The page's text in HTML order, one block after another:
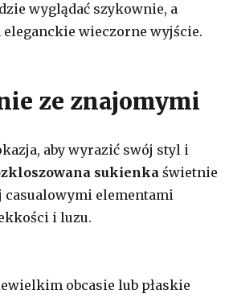
wyglądać szykownie, a
wieczorne wyjście.
ze znajomymi
aby wyrazić swój styl i
sukienkaświetnie
casualowymi elementami
i luzu.
obcasie lub płaskie